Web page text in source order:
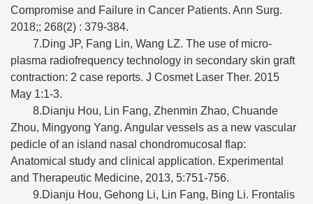
Compromise and Failure in Cancer Patients. Ann Surg.
2018;; 268(2) : 379-384.
7.Ding JP, Fang Lin, Wang LZ. The use of micro-
plasma radiofrequency technology in secondary skin graft
contraction: 2 case reports. J Cosmet Laser Ther. 2015
May 1:1-3.
8.Dianju Hou, Lin Fang, Zhenmin Zhao, Chuande
Zhou, Mingyong Yang. Angular vessels as a new vascular
pedicle of an island nasal chondromucosal flap:
Anatomical study and clinical application. Experimental
and Therapeutic Medicine, 2013, 5:751-756.
9.Dianju Hou, Gehong Li, Lin Fang, Bing Li. Frontalis